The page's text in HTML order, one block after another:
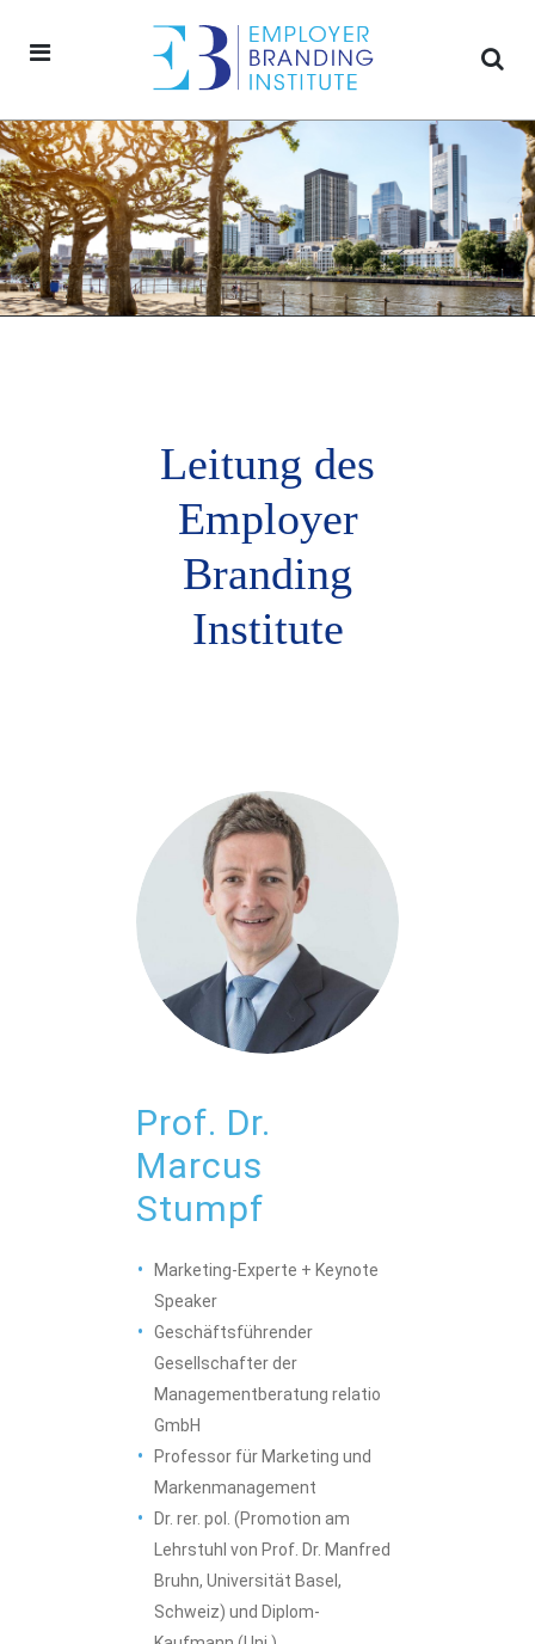
Leitung des
Employer
Branding
Institute
Prof. Dr.
Marcus
Stumpf
Marketing-Experte + Keynote
Speaker
Geschäftsführender
Gesellschafter der
Managementberatung relatio
GmbH
Professor für Marketing und
Markenmanagement
Dr. rer. pol. (Promotion am
Lehrstuhl von Prof. Dr. Manfred
Bruhn, Universität Basel,
Schweiz) und Diplom-